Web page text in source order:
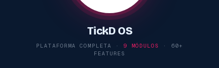
TickD OS
PLATAFORMA COMPLETA · 9 MÓDULOS
· 60+
FEATURES